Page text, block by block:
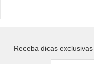
Receba dicas